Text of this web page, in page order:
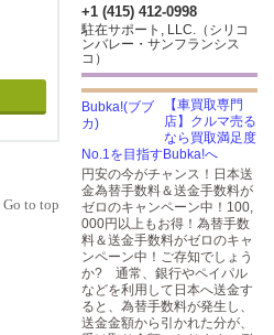
Go to top
+1 (415) 412-0998
駐在サポート, LLC.（シリコ
ンバレー・サンフランシス
コ）
【車買取専門
店】クルマ売る
なら買取満足度
No.1を目指すBubka!へ
円安の今がチャンス！日本送
金為替手数料＆送金手数料が
ゼロのキャンペーン中！100,
000円以上もお得！為替手数
料＆送金手数料がゼロのキャ
ンペーン中！ご存知でしょう
か? 通常、銀行やペイパル
などを利用して日本へ送金す
ると、為替手数料が発生し、
送金金額から引かれた分が、